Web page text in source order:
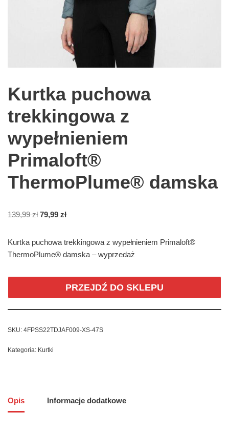
Kurtka puchowa
trekkingowa z
wypełnieniem
Primaloft®
ThermoPlume® damska
139,99zł 79,99 zł
Kurtka puchowa trekkingowa z wypełnieniem Primaloft®
ThermoPlume® damska – wyprzedaż
PRZEJDŹ DO SKLEPU
SKU: 4FPSS22TDJAF009-XS-47S
Kategoria: Kurtki
Opis Informacje dodatkowe